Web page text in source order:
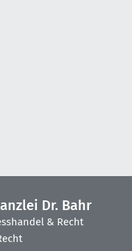
Dr. Bahr
& Recht